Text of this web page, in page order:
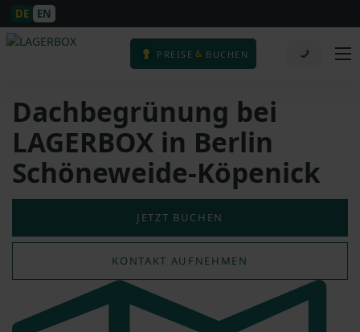
DE EN
PREISE & BUCHEN
Dachbegrünung bei
LAGERBOX in Berlin
Schöneweide-Köpenick
JETZT BUCHEN
KONTAKT AUFNEHMEN